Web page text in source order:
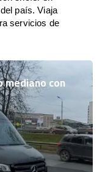
país. Viaja
servicios de
con